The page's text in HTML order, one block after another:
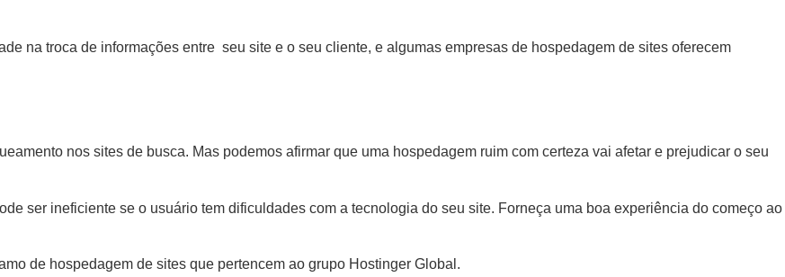
na troca de informações entre seu site e o seu cliente, e algumas empresas de hospedagem de sites oferecem
nos sites de busca. Mas podemos afirmar que uma hospedagem ruim com certeza vai afetar e prejudicar o seu
ser ineficiente se o usuário tem dificuldades com a tecnologia do seu site. Forneça uma boa experiência do começo ao
de hospedagem de sites que pertencem ao grupo Hostinger Global.